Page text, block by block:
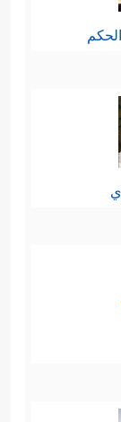
وصالحٍ
الهلاك،
الناس
من
يجدون
كَرَمَادٍ